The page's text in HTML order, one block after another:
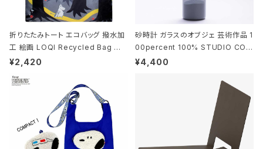
折りたたみトート エコバッグ 撥水加
工 絵画 LOQI Recycled Bag ロ
ーキー 大きめ トートバッグ MOOMI
¥2,420
砂時計 ガラスのオブジェ 芸術作品 1
00percent 100% STUDIO COH
AKU Timeless 100パーセント ス
¥4,400